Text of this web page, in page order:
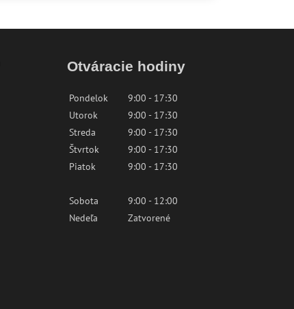
Otváracie hodiny
Pondelok
9:00 - 17:30
Utorok
9:00 - 17:30
Streda
9:00 - 17:30
Štvrtok
9:00 - 17:30
Piatok
9:00 - 17:30
Sobota
9:00 - 12:00
Nedeľa
Zatvorené